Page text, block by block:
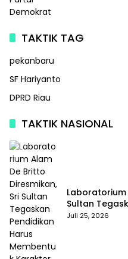
TAKTIK TAG
pekanbaru
SF Hariyanto
DPRD Riau
TAKTIK NASIONAL
Laboratorium
Sultan
Membentuk
Juli 25, 2026